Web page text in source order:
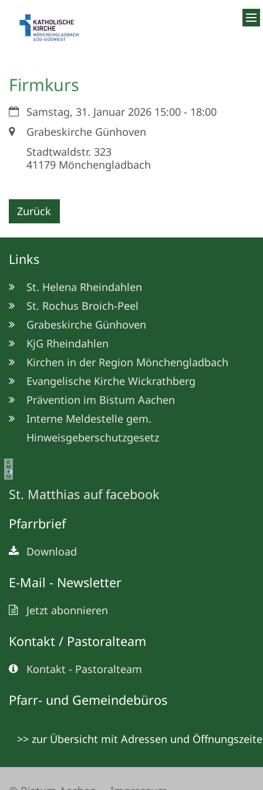
Firmkurs
Datum:Samstag, 31. Januar 2026 15:00 - 18:00
Ort:Grabeskirche Günhoven
Stadtwaldstr. 323
41179 Mönchengladbach
Zurück
Links
St. Helena Rheindahlen
St. Rochus Broich-Peel
Grabeskirche Günhoven
KjG Rheindahlen
Kirchen in der Region Mönchengladbach
Evangelische Kirche Wickrathberg
Prävention im Bistum Aachen
Interne Meldestelle gem.
Hinweisgeberschutzgesetz
©
M
e
ta
St. Matthias auf facebook
Pfarrbrief
Download
E-Mail - Newsletter
Jetzt abonnieren
Kontakt / Pastoralteam
Kontakt - Pastoralteam
Pfarr- und Gemeindebüros
>> zur Übersicht mit Adressen und